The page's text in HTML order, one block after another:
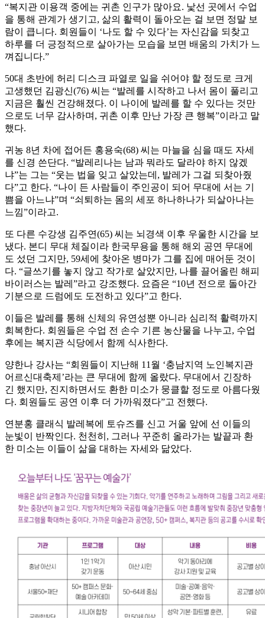
“복지관 이용객 중에는 귀촌 인구가 많아요. 낯선 곳에서 수업
을 통해 관계가 생기고, 삶의 활력이 돌아오는 걸 보면 정말 보
람이 큽니다. 회원들이 ‘나도 할 수 있다’는 자신감을 되찾고
하루를 더 긍정적으로 살아가는 모습을 보면 배움의 가치가 느
껴집니다.”
50대 초반에 허리 디스크 파열로 일을 쉬어야 할 정도로 크게
고생했던 김광신(76) 씨는 “발레를 시작하고 나서 몸이 풀리고
지금은 훨씬 건강해졌다. 이 나이에 발레를 할 수 있다는 것만
으로도 너무 감사하며, 귀촌 이후 만난 가장 큰 행복”이라고 말
했다.
귀농 8년 차에 접어든 홍용숙(68) 씨는 마늘을 심을 때도 자세
를 신경 쓴단다. “발레리나는 남과 뭐라도 달라야 하지 않겠
냐”는 그는 “웃는 법을 잊고 살았는데, 발레가 그걸 되찾아줬
다”고 한다. “나이 든 사람들이 주인공이 되어 무대에 서는 기
쁨을 아느냐”며 “쇠퇴하는 몸의 세포 하나하나가 되살아나는
느낌”이라고.
또 다른 수강생 김주연(65) 씨는 뇌경색 이후 우울한 시간을 보
냈다. 본디 무대 체질이라 한국무용을 통해 해외 공연 무대에
도 섰던 그지만, 59세에 찾아온 병마가 그를 집에 매어둔 것이
다. “글쓰기를 놓지 않고 작가로 살았지만, 나를 끌어올린 해피
바이러스는 발레”라고 강조했다. 요즘은 “10년 전으로 돌아간
기분으로 드럼에도 도전하고 있다”고 한다.
이들은 발레를 통해 신체의 유연성뿐 아니라 심리적 활력까지
회복한다. 회원들은 수업 전 손수 기른 농산물을 나누고, 수업
후에는 복지관 식당에서 함께 식사한다.
양한나 강사는 “회원들이 지난해 11월 ‘충남지역 노인복지관
어르신대축제’라는 큰 무대에 함께 올랐다. 무대에서 긴장하
긴 했지만, 진지하면서도 환한 미소가 뭉클할 정도로 아름다웠
다. 회원들도 공연 이후 더 가까워졌다”고 전했다.
연분홍 클래식 발레복에 토슈즈를 신고 거울 앞에 선 이들의
눈빛이 반짝인다. 천천히, 그러나 꾸준히 올라가는 발끝과 환
한 미소는 이들이 삶을 대하는 자세와 닮았다.